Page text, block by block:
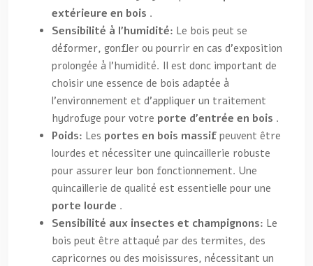
extérieure en bois .
Sensibilité à l’humidité: Le bois peut se
déformer, gonfler ou pourrir en cas d’exposition
prolongée à l’humidité. Il est donc important de
choisir une essence de bois adaptée à
l’environnement et d’appliquer un traitement
hydrofuge pour votre porte d’entrée en bois .
Poids: Les portes en bois massif peuvent être
lourdes et nécessiter une quincaillerie robuste
pour assurer leur bon fonctionnement. Une
quincaillerie de qualité est essentielle pour une
porte lourde .
Sensibilité aux insectes et champignons: Le
bois peut être attaqué par des termites, des
capricornes ou des moisissures, nécessitant un